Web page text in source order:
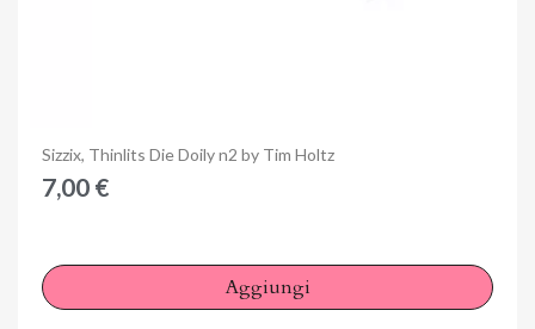
Anteprima
Sizzix, Thinlits Die Doily n2 by Tim Holtz
7,00 €
Aggiungi